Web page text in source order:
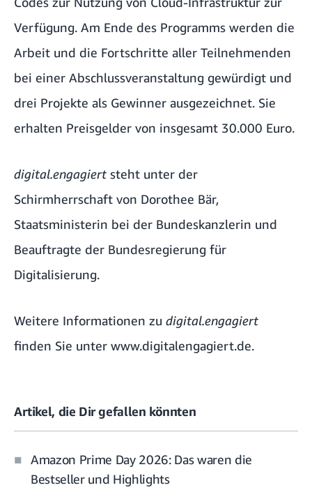
Verfügung. Am Ende des Programms werden die
Arbeit und die Fortschritte aller Teilnehmenden
bei einer Abschlussveranstaltung gewürdigt und
drei Projekte als Gewinner ausgezeichnet. Sie
erhalten Preisgelder von insgesamt 30.000 Euro.
digital.engagiert steht unter der
Schirmherrschaft von Dorothee Bär,
Staatsministerin bei der Bundeskanzlerin und
Beauftragte der Bundesregierung für
Digitalisierung.
Weitere Informationen zu digital.engagiert
finden Sie unter www.digitalengagiert.de.
Artikel, die Dir gefallen könnten
Amazon Prime Day 2026: Das waren die
Bestseller und Highlights